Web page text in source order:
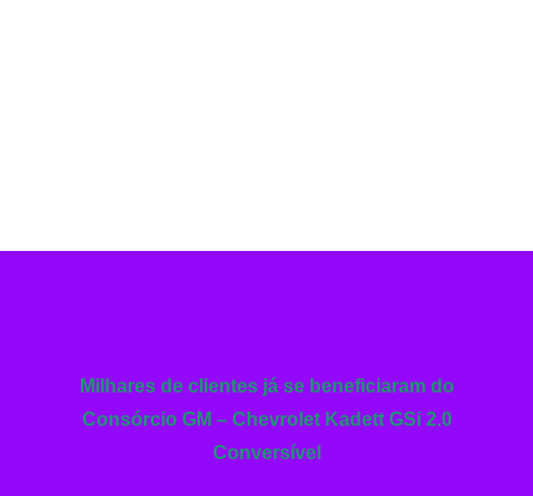
Milhares de clientes já se beneficiaram do
Consórcio GM – Chevrolet Kadett GSi 2.0
Conversível